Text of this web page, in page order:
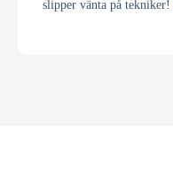
slipper vänta på tekniker!